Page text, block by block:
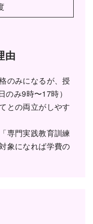
由
のみになるが、授
み9時〜17時）
との両立がしやす
専門実践教育訓練
象になれば学費の